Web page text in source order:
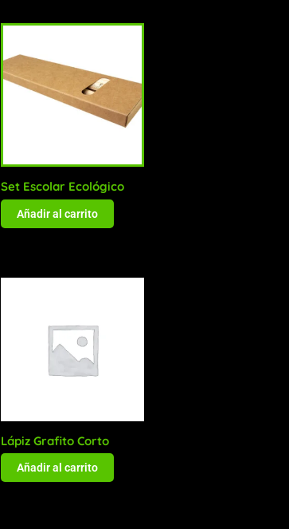
Set Escolar Ecológico
Añadir al carrito
Lápiz Grafito Corto
Añadir al carrito